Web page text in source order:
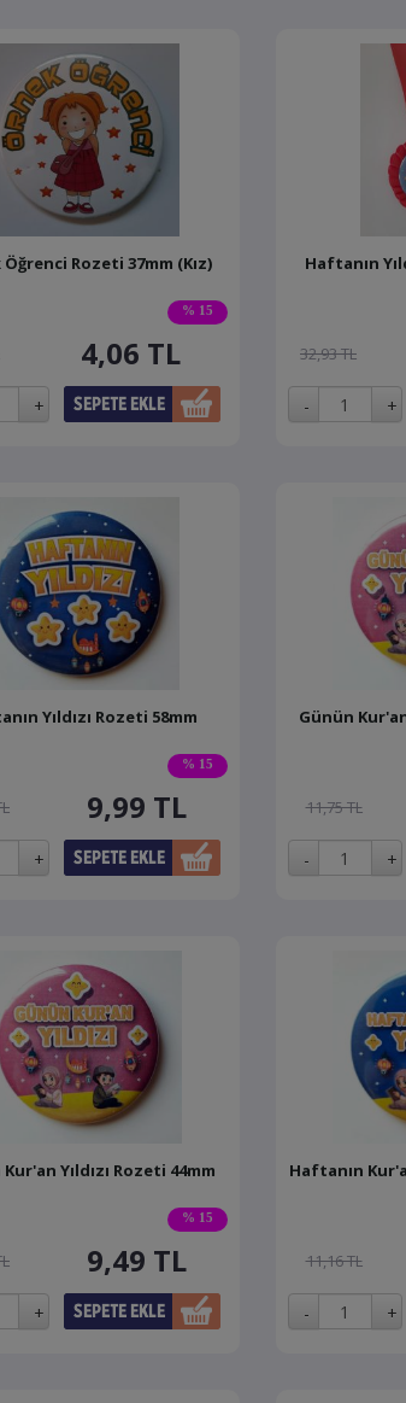
% 15
Rozeti 37mm (Kız)
4,06 TL
Haftanın
32,93 TL
% 15
Yıldızı Rozeti 58mm
9,99 TL
Günün
11,75 TL
% 15
Yıldızı Rozeti 44mm
9,49 TL
Haftanın
11,16 TL